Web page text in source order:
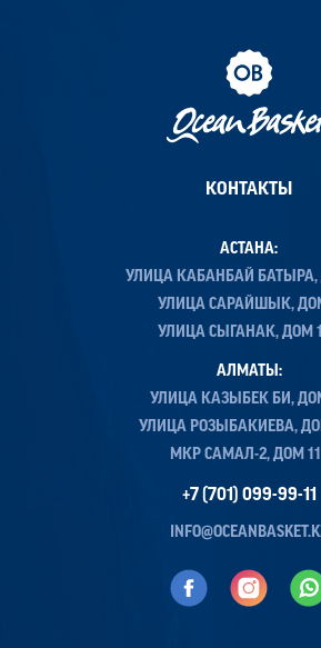
КОНТАКТЫ
АСТАНА:
УЛИЦА КАБАНБАЙ БАТЫРА,
УЛИЦА САРАЙШЫК,
УЛИЦА СЫГАНАК, ДОМ
АЛМАТЫ:
УЛИЦА КАЗЫБЕК БИ,
УЛИЦА РОЗЫБАКИЕВА,
МКР САМАЛ-2, ДОМ
+7 (701) 099-99-11